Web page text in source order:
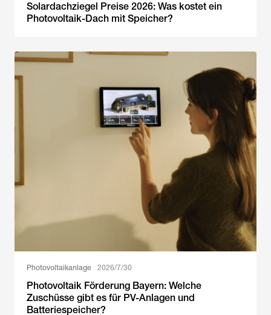
Solardachziegel Preise 2026: Was kostet ein
Photovoltaik-Dach mit Speicher?
Photovoltaikanlage 2026/7/30
Photovoltaik Förderung Bayern: Welche
Zuschüsse gibt es für PV-Anlagen und
Batteriespeicher?